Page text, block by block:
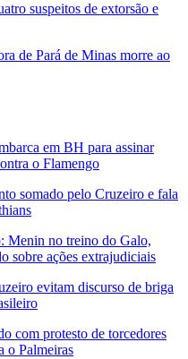
suspeitos de extorsão e
de Pará de Minas morre ao
em BH para assinar
o Flamengo
somado pelo Cruzeiro e fala
Menin no treino do Galo,
sobre ações extrajudiciais
evitam discurso de briga
com protesto de torcedores
o Palmeiras